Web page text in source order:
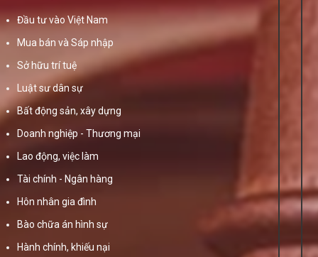
Đầu tư vào Việt Nam
Mua bán và Sáp nhập
Sở hữu trí tuệ
Luật sư dân sự
Bất động sản, xây dựng
Doanh nghiệp - Thương mại
Lao động, việc làm
Tài chính - Ngân hàng
Hôn nhân gia đình
Bào chữa án hình sự
Hành chính, khiếu nại